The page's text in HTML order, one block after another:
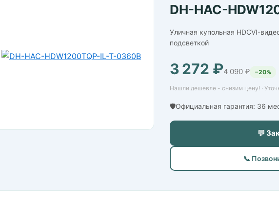
DH-HAC-
Уличная купольная HDCVI-
подсветкой
3 272 ₽4 090 ₽ −20%
Нашли дешевле - снизим цену! ·
🛡️Официальная гарантия: 36
💬
📞